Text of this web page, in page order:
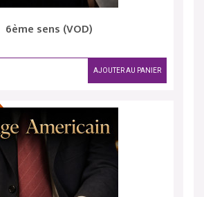
6ème sens (VOD)
AJOUTER AU PANIER